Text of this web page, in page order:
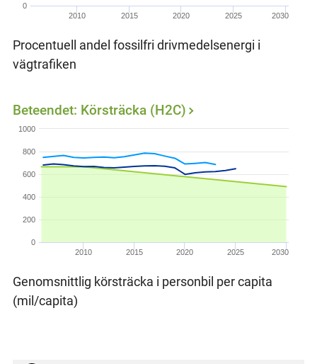
2010 2015 2020 2025 2030
0
Procentuell andel fossilfri drivmedelsenergi i
vägtrafiken
2010 2015 2020 2025 2030
0
200
400
600
800
1000
Beteendet: Körsträcka (H2C)
Genomsnittlig körsträcka i personbil per capita
(mil/capita)